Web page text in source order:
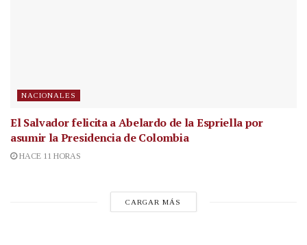
NACIONALES
El Salvador felicita a Abelardo de la Espriella por
asumir la Presidencia de Colombia
HACE 11 HORAS
CARGAR MÁS